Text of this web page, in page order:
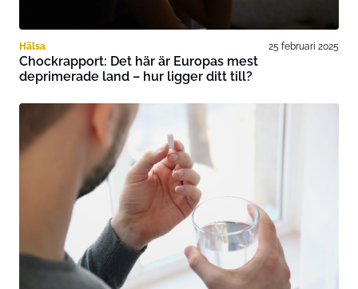
Hälsa 25 februari 2025
Chockrapport: Det här är Europas mest
deprimerade land – hur ligger ditt till?